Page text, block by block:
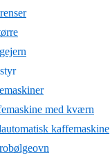
med kværn
kaffemaskine